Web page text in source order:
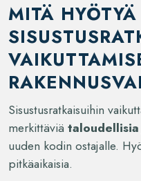
MITÄ
Sisustusratkaisuihin
merkittäviä
uuden kodin ostajalle.
pitkäaikaisia.